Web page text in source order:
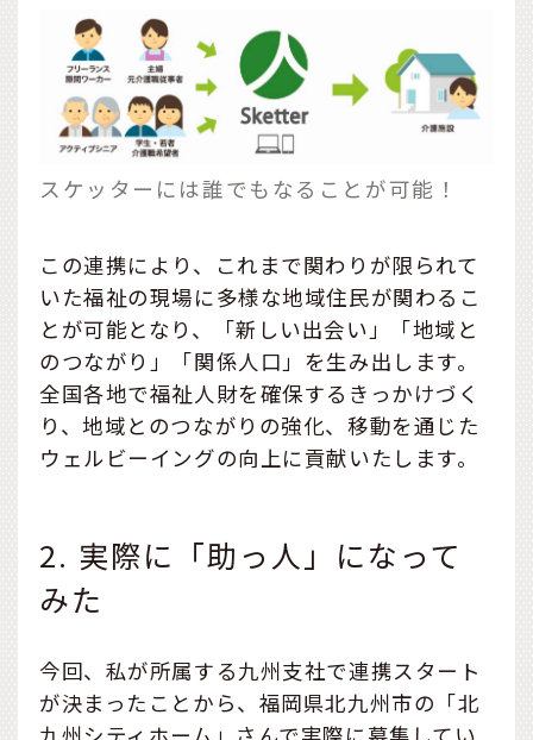
こには、誰もが気軽に参加
できる謝礼付きボランティ
アの募集を掲載していま
す。
スケッターには誰でもなることが可能！
この連携により、これまで関わりが限られて
いた福祉の現場に多様な地域住民が関わるこ
とが可能となり、「新しい出会い」「地域と
のつながり」「関係人口」を生み出します。
全国各地で福祉人財を確保するきっかけづく
り、地域とのつながりの強化、移動を通じた
ウェルビーイングの向上に貢献いたします。
2. 実際に「助っ人」になって
みた
今回、私が所属する九州支社で連携スタート
が決まったことから、福岡県北九州市の「北